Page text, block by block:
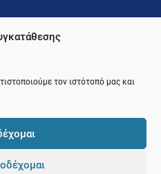
τον ιστότοπό μας και